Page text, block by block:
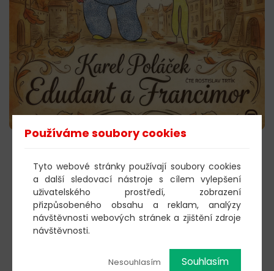
603 805 271
Používáme soubory cookies
Tyto webové stránky používají soubory cookies
a další sledovací nástroje s cílem vylepšení
uživatelského prostředí, zobrazení
přizpůsobeného obsahu a reklam, analýzy
návštěvnosti webových stránek a zjištění zdroje
návštěvnosti.
Nesouhlasím Souhlasím